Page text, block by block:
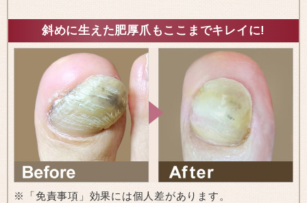
斜めに生えた肥厚爪もここまでキレイに!
※「免責事項」効果には個人差があります。